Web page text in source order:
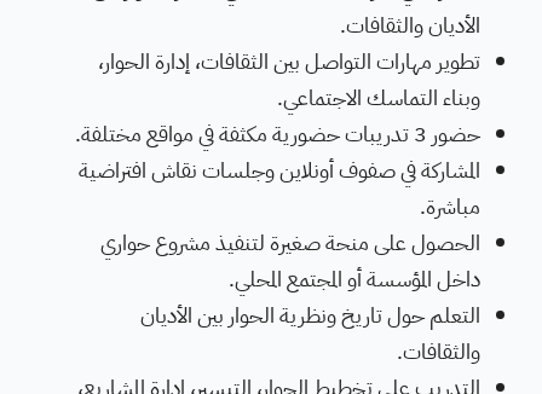
الأديان والثقافات.
تطوير مهارات التواصل بين الثقافات، إدارة الحوار،
وبناء التماسك الاجتماعي.
حضور 3 تدريبات حضورية مكثفة في مواقع مختلفة.
المشاركة في صفوف أونلاين وجلسات نقاش افتراضية
مباشرة.
الحصول على منحة صغيرة لتنفيذ مشروع حواري
داخل المؤسسة أو المجتمع المحلي.
التعلم حول تاريخ ونظرية الحوار بين الأديان
والثقافات.
التدريب على تخطيط الحوار، التيسير، إدارة المشاريع،